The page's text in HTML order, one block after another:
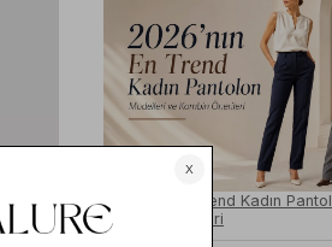
2026’nın En Trend Kadın
Kombin Önerileri